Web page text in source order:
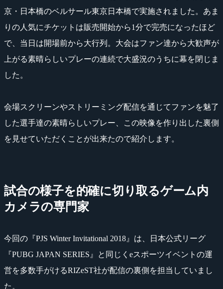
京・日本橋のベルサール東京日本橋で実施されました。あま
りの人気にチケットは販売開始から1分で完売になったほど
で、当日は開場前から大行列。大会はファン達から大歓声が
上がる素晴らしいプレーの連続で大盛況のうちに幕を閉じま
した。
会場スクリーンやストリーミング配信を通じてファンを魅了
した選手達の素晴らしいプレー、この映像を作り出した裏側
を見せていただくことが出来たので紹介します。
試合の様子を的確に切り取るゲーム内
カメラの専門家
今回の『PJS Winter Invitational 2018』は、日本公式リーグ
『PUBG JAPAN SERIES』と同じくeスポーツイベントの運
営を多数手がけるRIZeST社が配信の裏側を担当していまし
た。